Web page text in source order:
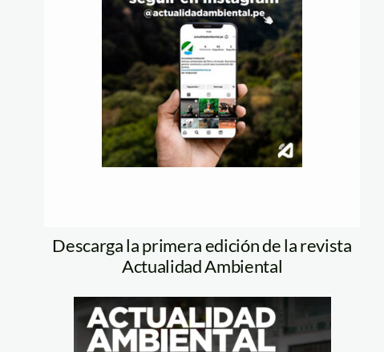
Descarga la primera edición de la revista
Actualidad Ambiental